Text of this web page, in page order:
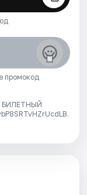
промокод
БИЛЕТНЫЙ